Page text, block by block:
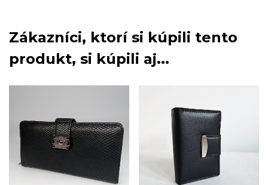
Zákazníci, ktorí si kúpili tento
produkt, si kúpili aj...